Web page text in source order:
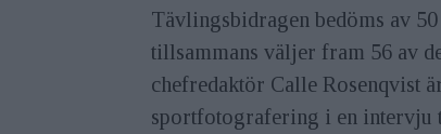
Tävlingsbidragen bedöms av
tillsammans väljer fram 56 av
chefredaktör Calle Rosenqvist
sportfotografering i en intervju